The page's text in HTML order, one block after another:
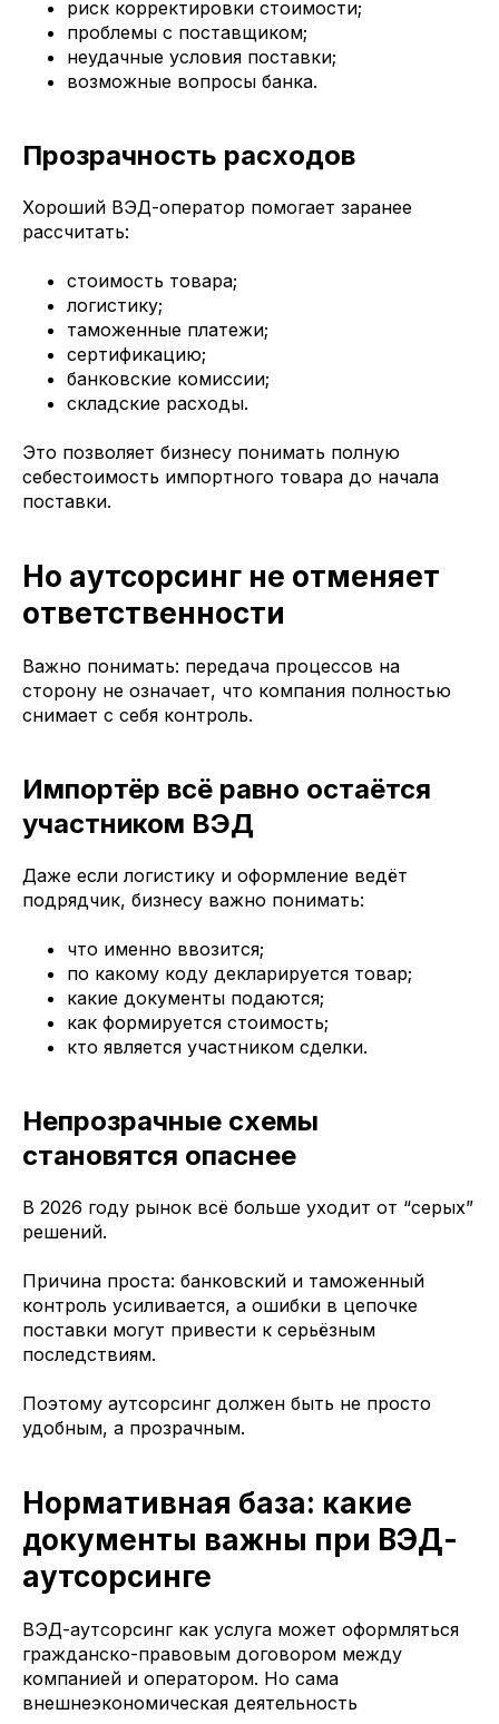
риск корректировки стоимости;
проблемы с поставщиком;
неудачные условия поставки;
возможные вопросы банка.
Прозрачность расходов
Хороший ВЭД-оператор помогает заранее
рассчитать:
стоимость товара;
логистику;
таможенные платежи;
сертификацию;
банковские комиссии;
складские расходы.
Это позволяет бизнесу понимать полную
себестоимость импортного товара до начала
поставки.
Но аутсорсинг не отменяет
ответственности
Важно понимать: передача процессов на
сторону не означает, что компания полностью
снимает с себя контроль.
Импортёр всё равно остаётся
участником ВЭД
Даже если логистику и оформление ведёт
подрядчик, бизнесу важно понимать:
что именно ввозится;
по какому коду декларируется товар;
какие документы подаются;
как формируется стоимость;
кто является участником сделки.
Непрозрачные схемы
становятся опаснее
В 2026 году рынок всё больше уходит от “серых”
решений.
Причина проста: банковский и таможенный
контроль усиливается, а ошибки в цепочке
поставки могут привести к серьёзным
последствиям.
Поэтому аутсорсинг должен быть не просто
удобным, а прозрачным.
Нормативная база: какие
документы важны при ВЭД-
аутсорсинге
ВЭД-аутсорсинг как услуга может оформляться
гражданско-правовым договором между
компанией и оператором. Но сама
внешнеэкономическая деятельность